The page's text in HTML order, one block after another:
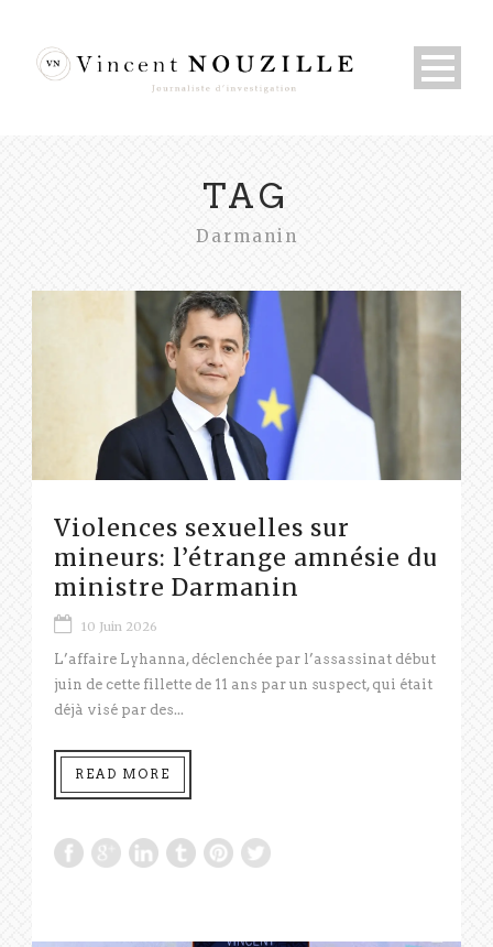
TAG
Darmanin
Violences sexuelles sur
mineurs: l’étrange amnésie du
ministre Darmanin
10 Juin 2026
L’affaire Lyhanna, déclenchée par l’assassinat début
juin de cette fillette de 11 ans par un suspect, qui était
déjà visé par des...
READ MORE